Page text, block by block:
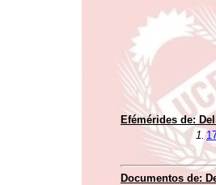
Efémérides de:
1.
Documentos de: